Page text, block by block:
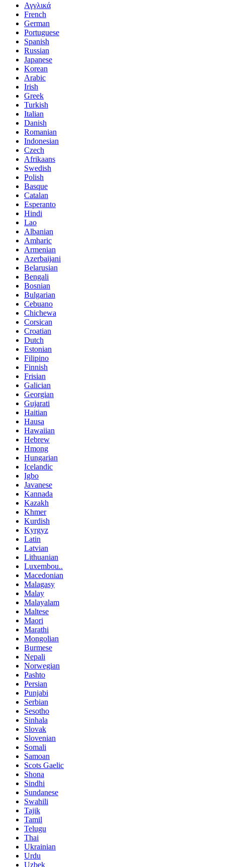
Αγγλικά
French
German
Portuguese
Spanish
Russian
Japanese
Korean
Arabic
Irish
Greek
Turkish
Italian
Danish
Romanian
Indonesian
Czech
Afrikaans
Swedish
Polish
Basque
Catalan
Esperanto
Hindi
Lao
Albanian
Amharic
Armenian
Azerbaijani
Belarusian
Bengali
Bosnian
Bulgarian
Cebuano
Chichewa
Corsican
Croatian
Dutch
Estonian
Filipino
Finnish
Frisian
Galician
Georgian
Gujarati
Haitian
Hausa
Hawaiian
Hebrew
Hmong
Hungarian
Icelandic
Igbo
Javanese
Kannada
Kazakh
Khmer
Kurdish
Kyrgyz
Latin
Latvian
Lithuanian
Luxembou..
Macedonian
Malagasy
Malay
Malayalam
Maltese
Maori
Marathi
Mongolian
Burmese
Nepali
Norwegian
Pashto
Persian
Punjabi
Serbian
Sesotho
Sinhala
Slovak
Slovenian
Somali
Samoan
Scots Gaelic
Shona
Sindhi
Sundanese
Swahili
Tajik
Tamil
Telugu
Thai
Ukrainian
Urdu
Uzbek